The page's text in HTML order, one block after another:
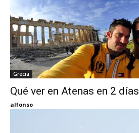
Thru
My
Grecia
Qué ver en Atenas en 2 días
alfonso